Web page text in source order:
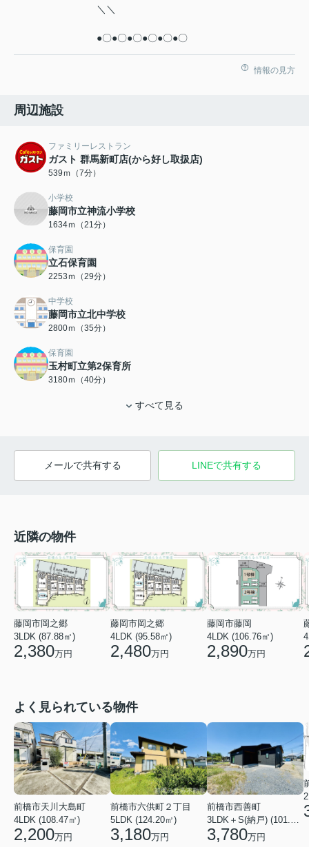
＼＼
●〇●〇●〇●〇●〇●〇
情報の見方
周辺施設
ファミリーレストラン
ガスト 群馬新町店(から好し取扱店)
539ｍ（7分）
小学校
藤岡市立神流小学校
1634ｍ（21分）
保育園
立石保育園
2253ｍ（29分）
中学校
藤岡市立北中学校
2800ｍ（35分）
保育園
玉村町立第2保育所
3180ｍ（40分）
すべて見る
メールで共有する LINEで共有する
近隣の物件
藤岡市岡之郷
3LDK (87.88㎡)
2,380万円
藤岡市岡之郷
4LDK (95.58㎡)
2,480万円
藤岡市藤岡
4LDK (106.76㎡)
2,890万円
よく見られている物件
前橋市天川大島町
4LDK (108.47㎡)
2,200万円
前橋市六供町２丁目
5LDK (124.20㎡)
3,180万円
前橋市西善町
3LDK＋S(納戸) (101.02㎡)
3,780万円